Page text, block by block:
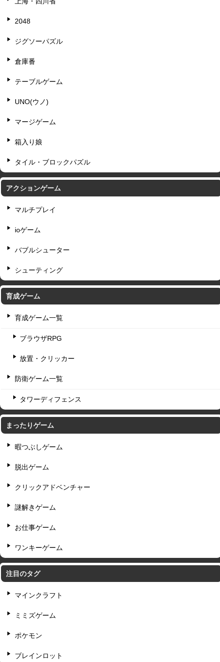
2048
ジグソーパズル
倉庫番
テーブルゲーム
UNO(ウノ)
マージゲーム
箱入り娘
タイル・ブロックパズル
アクションゲーム
マルチプレイ
ioゲーム
バブルシューター
シューティング
育成ゲーム
育成ゲーム一覧
ブラウザRPG
放置・クリッカー
防衛ゲーム一覧
タワーディフェンス
まったりゲーム
暇つぶしゲーム
脱出ゲーム
クリックアドベンチャー
謎解きゲーム
お仕事ゲーム
ワンキーゲーム
注目のタグ
マインクラフト
ミミズゲーム
ポケモン
ブレインロット